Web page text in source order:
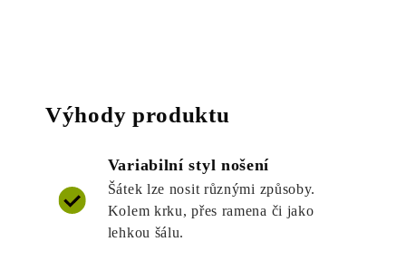
Výhody produktu
Variabilní styl nošení
Šátek lze nosit různými způsoby.
Kolem krku, přes ramena či jako
lehkou šálu.